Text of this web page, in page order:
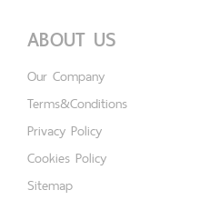
ABOUT US
Our Company
Terms&Conditions
Privacy Policy
Cookies Policy
Sitemap